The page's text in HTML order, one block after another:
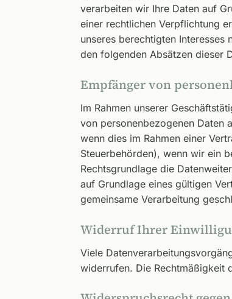
verarbeiten wir Ihre Daten auf
einer rechtlichen Verpflichtung
unseres berechtigten
den folgenden Absätzen dieser
Empfänger von
Im Rahmen unserer
von personenbezogenen Daten
wenn dies im Rahmen einer
Steuerbehörden), wenn wir ein
Rechtsgrundlage die
auf Grundlage eines gültigen
gemeinsame Verarbeitung
Widerruf Ihrer
Viele
widerrufen. Die Rechtmäßigkeit